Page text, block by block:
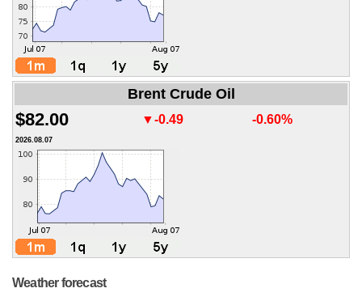
Brent Crude Oil
$82.00 ▼-0.49 -0.60%
2026.08.07
Weather forecast